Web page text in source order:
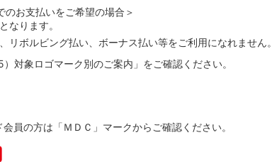
お支払いをご希望の場合＞
なります。
リボルビング払い、ボーナス払い等をご利用になれません。
対象ロゴマーク別のご案内」をご確認ください。
会員の方は「ＭＤＣ」マークからご確認ください。